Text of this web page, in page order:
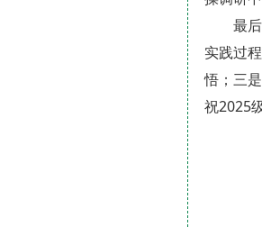
最
实践过
悟；三
祝2025